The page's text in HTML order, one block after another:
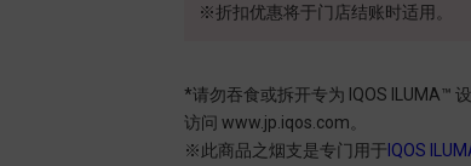
※折扣优惠将于门店结账时适用。
*请勿吞食或拆开专为 IQOS ILUMA™
访问 www.jp.iqos.com。
※此商品之烟支是专门用于 IQOS